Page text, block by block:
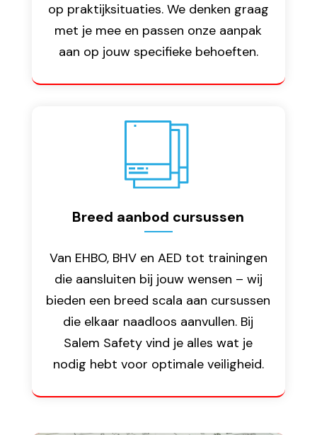
op praktijksituaties. We denken graag
met je mee en passen onze aanpak
aan op jouw specifieke behoeften.
Breed aanbod cursussen
Van EHBO, BHV en AED tot trainingen
die aansluiten bij jouw wensen – wij
bieden een breed scala aan cursussen
die elkaar naadloos aanvullen. Bij
Salem Safety vind je alles wat je
nodig hebt voor optimale veiligheid.